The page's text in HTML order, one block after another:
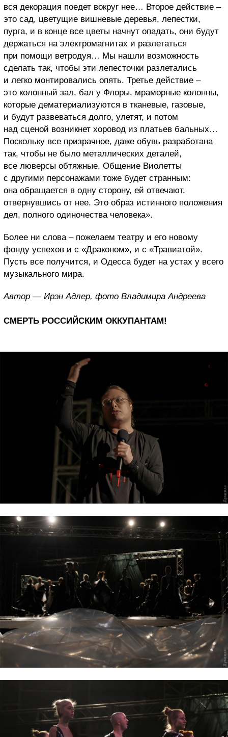
вся декорация поедет вокруг нее… Второе действие –
это сад, цветущие вишневые деревья, лепестки,
пурга, и в конце все цветы начнут опадать, они будут
держаться на электромагнитах и разлетаться
при помощи ветродуя… Мы нашли возможность
сделать так, чтобы эти лепесточки разлетались
и легко монтировались опять. Третье действие –
это колонный зал, бал у Флоры, мраморные колонны,
которые дематериализуются в тканевые, газовые,
и будут развеваться долго, улетят, и потом
над сценой возникнет хоровод из платьев бальных…
Поскольку все призрачное, даже обувь разработана
так, чтобы не было металлических деталей,
все люверсы обтяжные. Общение Виолетты
с другими персонажами тоже будет странным:
она обращается в одну сторону, ей отвечают,
отвернувшись от нее. Это образ истинного положения
дел, полного одиночества человека».
Более ни слова – пожелаем театру и его новому
фонду успехов и с «Драконом», и с «Травиатой».
Пусть все получится, и Одесса будет на устах у всего
музыкального мира.
Автор — Ирэн Адлер, фото Владимира Андреева
СМЕРТЬ РОССИЙСКИМ ОККУПАНТАМ!